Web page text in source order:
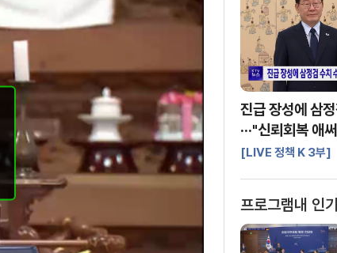
진급 장성에 삼
···"신뢰회복 애
[LIVE 정책 K 3부]
프로그램내 인